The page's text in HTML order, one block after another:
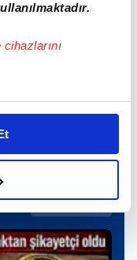
özel
Bunu yaparken
sunmak
adına
ve bu noktada,
noktasında tek gelir
isteriz.